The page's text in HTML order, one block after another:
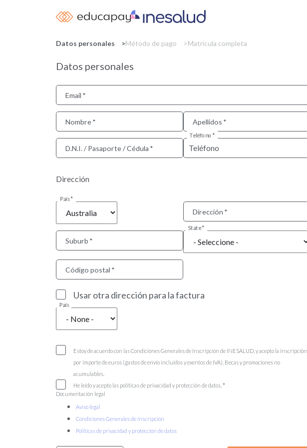
Datos personales Método de pago Matrícula completa
Datos personales
Email
Nombre Apellidos
D.N.I. / Pasaporte / Cédula
Teléfono
Dirección
País
Dirección
Suburb
State
Código postal
Usar otra dirección para la factura
País
Estoy de acuerdo con las Condiciones Generales de Inscripción de INESALUD, y acepto la inscripción
por importe de euros (gastos de envío incluidos y exentos de IVA). Becas y promociones no
acumulables.
He leído y acepto las políticas de privacidad y protección de datos.
Documentación legal
Aviso legal
Condiciones Generales de Inscripción
Políticas de privacidad y protección de datos